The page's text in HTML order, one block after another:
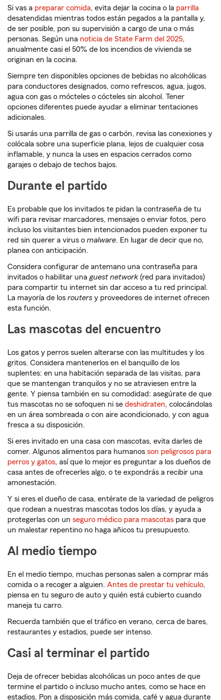
Si vas a preparar comida, evita dejar la cocina o la parrilla
desatendidas mientras todos están pegados a la pantalla y,
de ser posible, pon su supervisión a cargo de una o más
personas. Según una noticia de State Farm del 2025,
anualmente casi el 50% de los incendios de vivienda se
originan en la cocina.
Siempre ten disponibles opciones de bebidas no alcohólicas
para conductores designados, como refrescos, agua, jugos,
agua con gas o mócteles o cócteles sin alcohol. Tener
opciones diferentes puede ayudar a eliminar tentaciones
adicionales.
Si usarás una parrilla de gas o carbón, revisa las conexiones y
colócala sobre una superficie plana, lejos de cualquier cosa
inflamable, y nunca la uses en espacios cerrados como
garajes o debajo de techos bajos.
Durante el partido
Es probable que los invitados te pidan la contraseña de tu
wifi para revisar marcadores, mensajes o enviar fotos, pero
incluso los visitantes bien intencionados pueden exponer tu
red sin querer a virus o malware. En lugar de decir que no,
planea con anticipación.
Considera configurar de antemano una contraseña para
invitados o habilitar una guest network(red para invitados)
para compartir tu internet sin dar acceso a tu red principal.
La mayoría de los routers y proveedores de internet ofrecen
esta función.
Las mascotas del encuentro
Los gatos y perros suelen alterarse con las multitudes y los
gritos. Considera mantenerlos en el banquillo de los
suplentes: en una habitación separada de las visitas, para
que se mantengan tranquilos y no se atraviesen entre la
gente. Y piensa también en su comodidad: asegúrate de que
tus mascotas no se sofoquen ni se deshidraten, colocándolas
en un área sombreada o con aire acondicionado, y con agua
fresca a su disposición.
Si eres invitado en una casa con mascotas, evita darles de
comer. Algunos alimentos para humanos son peligrosos para
perros y gatos, así que lo mejor es preguntar a los dueños de
casa antes de ofrecerles algo, o te expondrás a recibir una
amonestación.
Y si eres el dueño de casa, entérate de la variedad de peligros
que rodean a nuestras mascotas todos los días, y ayuda a
protegerlas con un seguro médico para mascotas para que
un malestar repentino no haga añicos tu presupuesto.
Al medio tiempo
En el medio tiempo, muchas personas salen a comprar más
comida o a recoger a alguien. Antes de prestar tu vehículo,
piensa en tu seguro de auto y quién está cubierto cuando
maneja tu carro.
Recuerda también que el tráfico en verano, cerca de bares,
restaurantes y estadios, puede ser intenso.
Casi al terminar el partido
Deja de ofrecer bebidas alcohólicas un poco antes de que
termine el partido o incluso mucho antes, como se hace en
estadios. Pon a disposición más comida, café y agua durante